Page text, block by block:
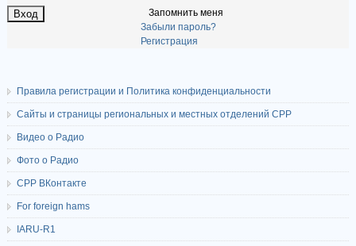
Запомнить меня
Забыли пароль?
Регистрация
Правила регистрации и Политика конфиденциальности
Сайты и страницы региональных и местных отделений СРР
Видео о Радио
Фото о Радио
СРР ВКонтакте
For foreign hams
IARU-R1